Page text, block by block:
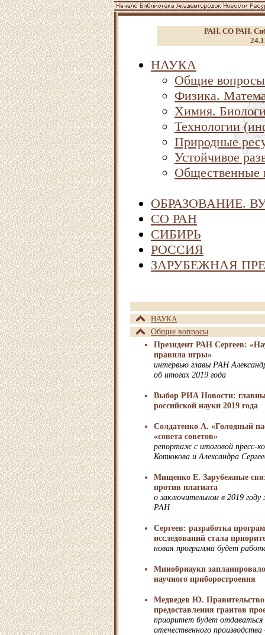
РАН. СО РАН.
НАУКА
Общие вопросы
Физика.
Химия.
Технологии
Природные
Устойчивое
Общественные
ОБРАЗОВАНИЕ.
СО РАН
СИБИРЬ
РОССИЯ
ЗАРУБЕЖНАЯ
НАУКА
Общие вопросы
Президент РАН Сергеев:
правила игры»
интервью главы РАН
об итогах 2019 года
Выбор РИА Новости:
российской науки 2019 года
Солдатенко А. «Голодный
«совета советов»
репортаж с итоговой пресс-
Котюкова и Александра
Мищенко Е. Зарубежные
против плагиата
о заключительном в 2019 году
РАН
Сергеев: разработка
исследований стала
новая программа будет
Минобрнауки
научного приборостроения
Медведев Ю.
предоставления грантов
приоритет будет отдаваться
отечественного